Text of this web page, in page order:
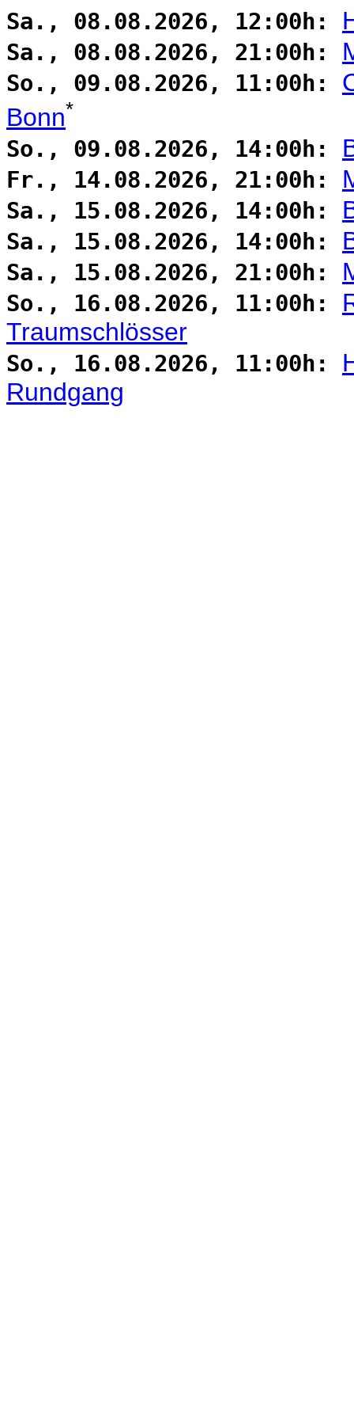
Sa., 08.08.2026, 12:00h:
Sa., 08.08.2026, 21:00h:
So., 09.08.2026, 11:00h:
Bonn*
So., 09.08.2026, 14:00h:
Fr., 14.08.2026, 21:00h:
Sa., 15.08.2026, 14:00h:
Sa., 15.08.2026, 14:00h:
Sa., 15.08.2026, 21:00h:
So., 16.08.2026, 11:00h:
Traumschlösser
So., 16.08.2026, 11:00h:
Rundgang